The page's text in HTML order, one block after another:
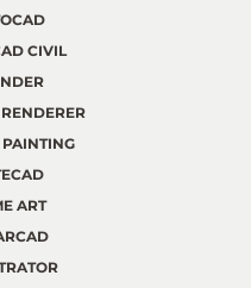
CIVIL
ART